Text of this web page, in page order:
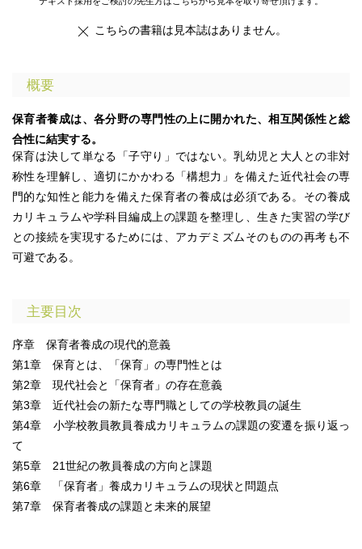
こちらの書籍は見本誌はありません。
概要
保育者養成は、各分野の専門性の上に開かれた、相互関係性と総
合性に結実する。
保育は決して単なる「子守り」ではない。乳幼児と大人との非対
称性を理解し、適切にかかわる「構想力」を備えた近代社会の専
門的な知性と能力を備えた保育者の養成は必須である。その養成
カリキュラムや学科目編成上の課題を整理し、生きた実習の学び
との接続を実現するためには、アカデミズムそのものの再考も不
可避である。
主要目次
序章 保育者養成の現代的意義
第1章 保育とは、「保育」の専門性とは
第2章 現代社会と「保育者」の存在意義
第3章 近代社会の新たな専門職としての学校教員の誕生
第4章 小学校教員教員養成カリキュラムの課題の変遷を振り返っ
て
第5章 21世紀の教員養成の方向と課題
第6章 「保育者」養成カリキュラムの現状と問題点
第7章 保育者養成の課題と未来的展望